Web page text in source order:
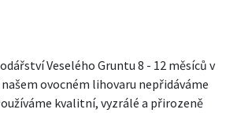
Veselého Gruntu 8 - 12 měsíců v
ovocném lihovaru nepřidáváme
kvalitní, vyzrálé a přirozeně